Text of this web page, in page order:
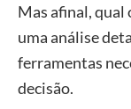
Mas afinal, qual
uma análise
ferramentas
decisão.